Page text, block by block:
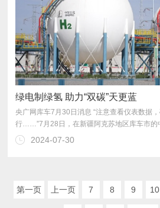
绿电制绿氢 助力“双碳”天更蓝
2024-07-30
第一页 上一页 7 8 9 10